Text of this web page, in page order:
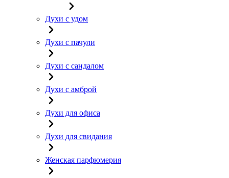
Духи с удом
Духи с пачули
Духи с сандалом
Духи с амброй
Духи для офиса
Духи для свидания
Женская парфюмерия